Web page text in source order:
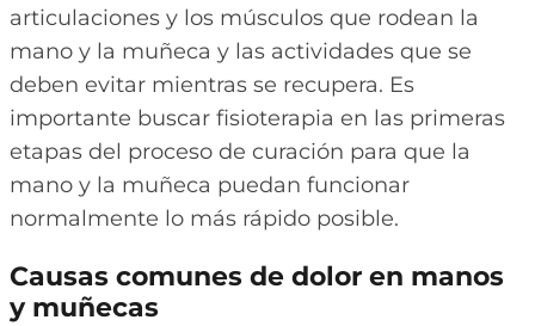
articulaciones y los músculos que rodean la
mano y la muñeca y las actividades que se
deben evitar mientras se recupera. Es
importante buscar fisioterapia en las primeras
etapas del proceso de curación para que la
mano y la muñeca puedan funcionar
normalmente lo más rápido posible.
Causas comunes de dolor en manos
y muñecas